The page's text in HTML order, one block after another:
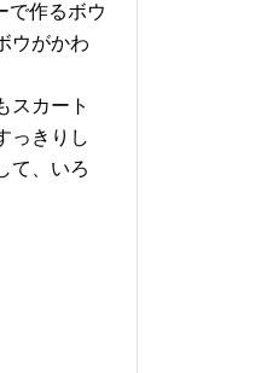
で作るボウ
ウがかわ
スカート
っきりし
て、いろ